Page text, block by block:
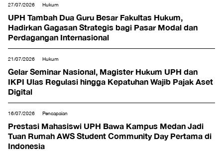
27/07/2026 Hukum
UPH Tambah Dua Guru Besar Fakultas Hukum,
Hadirkan Gagasan Strategis bagi Pasar Modal dan
Perdagangan Internasional
21/07/2026 Hukum
Gelar Seminar Nasional, Magister Hukum UPH dan
IKPI Ulas Regulasi hingga Kepatuhan Wajib Pajak Aset
Digital
16/07/2026 Pencapaian
Prestasi Mahasiswi UPH Bawa Kampus Medan Jadi
Tuan Rumah AWS Student Community Day Pertama di
Indonesia